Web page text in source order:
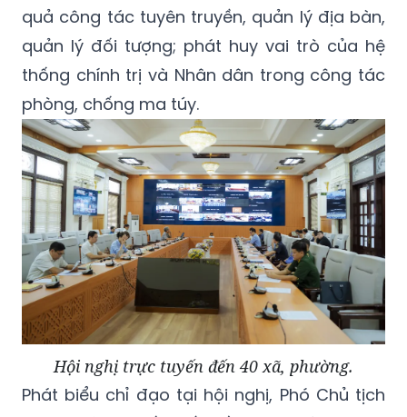
quả công tác tuyên truyền, quản lý địa bàn,
quản lý đối tượng; phát huy vai trò của hệ
thống chính trị và Nhân dân trong công tác
phòng, chống ma túy.
Hội nghị trực tuyến đến 40 xã, phường.
Phát biểu chỉ đạo tại hội nghị, Phó Chủ tịch